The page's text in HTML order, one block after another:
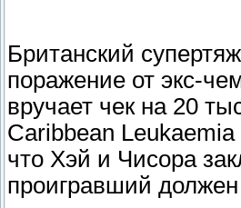
Британский
поражение от экс-
вручает чек на 20
Caribbean
что Хэй и Чисора
проигравший должен